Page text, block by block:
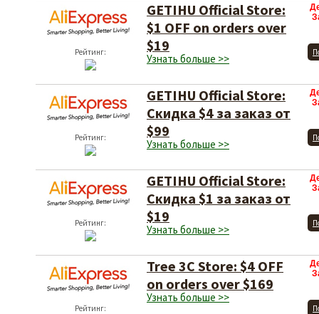
Рейтинг:
GETIHU Official Store:
$1 OFF on orders over
$19
Узнать больше >>
Рейтинг:
GETIHU Official Store:
Скидка $4 за заказ от
$99
Узнать больше >>
Рейтинг:
GETIHU Official Store:
Скидка $1 за заказ от
$19
Узнать больше >>
Рейтинг:
Tree 3C Store: $4 OFF
on orders over $169
Узнать больше >>